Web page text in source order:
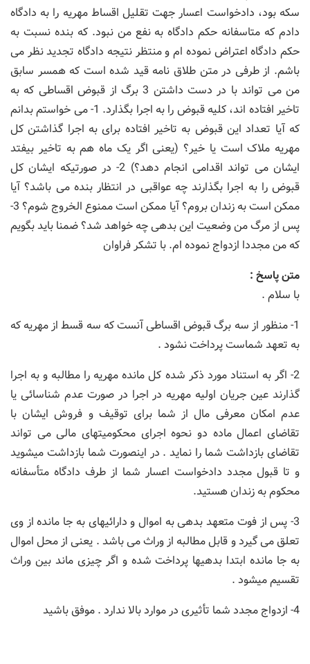
سکه بود، دادخواست اعسار جهت تقلیل اقساط مهریه را به دادگاه
دادم که متاسفانه حکم دادگاه به نفع من نبود. که بنده نسبت به
حکم دادگاه اعتراض نموده ام و منتظر نتیجه دادگاه تجدید نظر می
باشم. از طرفی در متن طلاق نامه قید شده است که همسر سابق
من می تواند با در دست داشتن 3 برگ از قبوض اقساطی که به
تاخیر افتاده اند، کلیه قبوض را به اجرا بگذارد. 1- می خواستم بدانم
که آیا تعداد این قبوض به تاخیر افتاده برای به اجرا گذاشتن کل
مهریه ملاک است یا خیر؟ (یعنی اگر یک ماه هم به تاخیر بیفتد
ایشان می تواند اقدامی انجام دهد؟) 2- در صورتیکه ایشان کل
قبوض را به اجرا بگذارند چه عواقبی در انتظار بنده می باشد؟ آیا
ممکن است به زندان بروم؟ آیا ممکن است ممنوع الخروج شوم؟ 3-
پس از مرگ من وضعیت این بدهی چه خواهد شد؟ ضمنا باید بگویم
که من مجددا ازدواج نموده ام. با تشکر فراوان
متن پاسخ :
با سلام .
1- منظور از سه برگ قبوض اقساطی آنست که سه قسط از مهریه که
به تعهد شماست پرداخت نشود .
2- اگر به استناد مورد ذکر شده کل مانده مهریه را مطالبه و به اجرا
گذارند عین جریان اولیه مهریه در اجرا در صورت عدم شناسائی یا
عدم امکان معرفی مال از شما برای توقیف و فروش ایشان با
تقاضای اعمال ماده دو نحوه اجرای محکومیتهای مالی می تواند
تقاضای بازداشت شما را نماید . در اینصورت شما بازداشت میشوید
و تا قبول مجدد دادخواست اعسار شما از طرف دادگاه متأسفانه
محکوم به زندان هستید.
3- پس از فوت متعهد بدهی به اموال و دارائیهای به جا مانده از وی
تعلق می گیرد و قابل مطالبه از وراث می باشد . یعنی از محل اموال
به جا مانده ابتدا بدهیها پرداخت شده و اگر چیزی ماند بین وراث
تقسیم میشود .
4- ازدواج مجدد شما تأثیری در موارد بالا ندارد . موفق باشید